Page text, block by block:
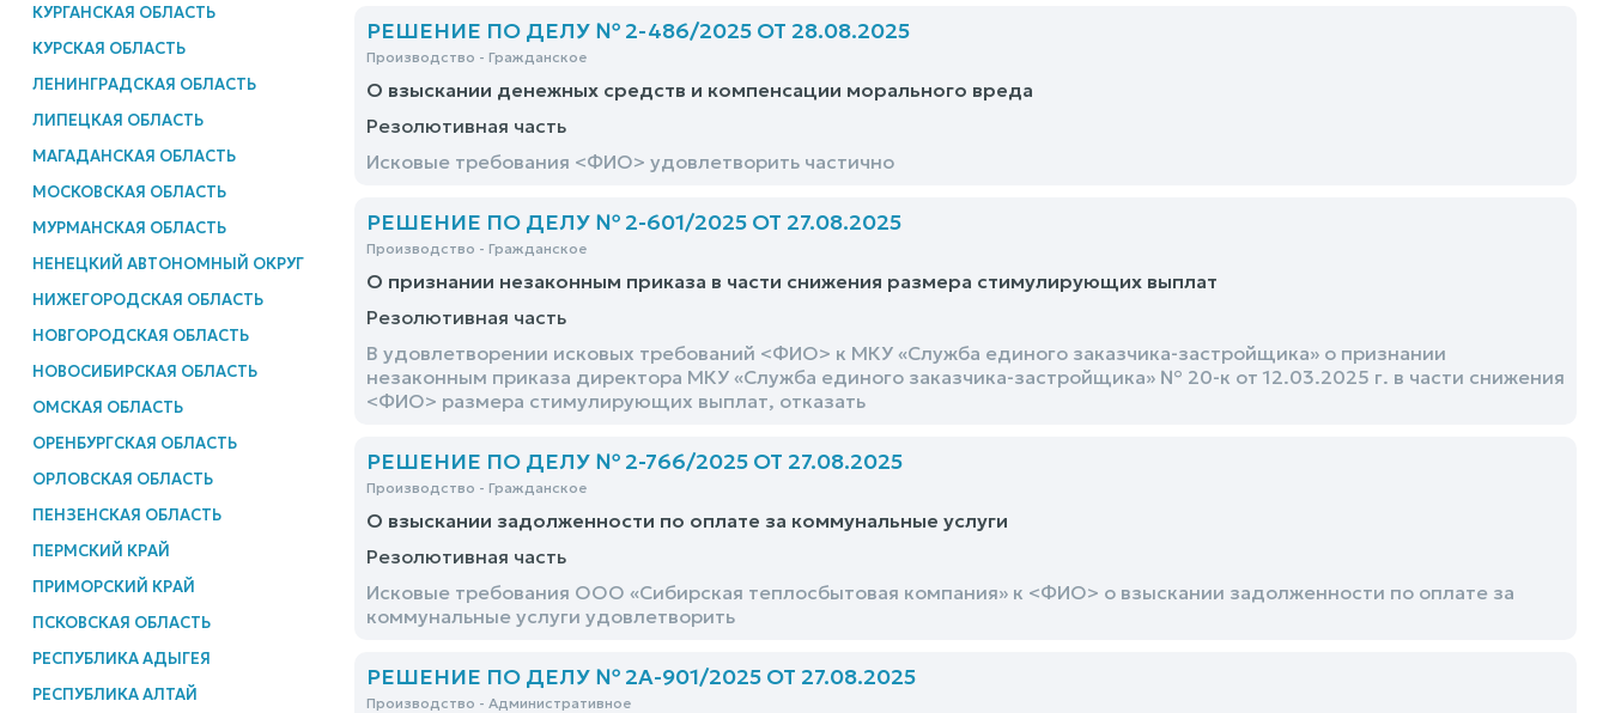
КУРГАНСКАЯ ОБЛАСТЬ
КУРСКАЯ ОБЛАСТЬ
ЛЕНИНГРАДСКАЯ ОБЛАСТЬ
ЛИПЕЦКАЯ ОБЛАСТЬ
МАГАДАНСКАЯ ОБЛАСТЬ
МОСКОВСКАЯ ОБЛАСТЬ
МУРМАНСКАЯ ОБЛАСТЬ
НЕНЕЦКИЙ АВТОНОМНЫЙ ОКРУГ
НИЖЕГОРОДСКАЯ ОБЛАСТЬ
НОВГОРОДСКАЯ ОБЛАСТЬ
НОВОСИБИРСКАЯ ОБЛАСТЬ
ОМСКАЯ ОБЛАСТЬ
ОРЕНБУРГСКАЯ ОБЛАСТЬ
ОРЛОВСКАЯ ОБЛАСТЬ
ПЕНЗЕНСКАЯ ОБЛАСТЬ
ПЕРМСКИЙ КРАЙ
ПРИМОРСКИЙ КРАЙ
ПСКОВСКАЯ ОБЛАСТЬ
РЕСПУБЛИКА АДЫГЕЯ
РЕСПУБЛИКА АЛТАЙ
РЕШЕНИЕ ПО ДЕЛУ № 2-486/2025 ОТ 28.08.2025
Производство - Гражданское
О взыскании денежных средств и компенсации морального вреда
Резолютивная часть
Исковые требования <ФИО> удовлетворить частично
РЕШЕНИЕ ПО ДЕЛУ № 2-601/2025 ОТ 27.08.2025
Производство - Гражданское
О признании незаконным приказа в части снижения размера стимулирующих выплат
Резолютивная часть
В удовлетворении исковых требований <ФИО> к МКУ «Служба единого заказчика-застройщика» о признании
незаконным приказа директора МКУ «Служба единого заказчика-застройщика» № 20-к от 12.03.2025 г. в части снижения
<ФИО> размера стимулирующих выплат, отказать
РЕШЕНИЕ ПО ДЕЛУ № 2-766/2025 ОТ 27.08.2025
Производство - Гражданское
О взыскании задолженности по оплате за коммунальные услуги
Резолютивная часть
Исковые требования ООО «Сибирская теплосбытовая компания» к <ФИО> о взыскании задолженности по оплате за
коммунальные услуги удовлетворить
РЕШЕНИЕ ПО ДЕЛУ № 2А-901/2025 ОТ 27.08.2025
Производство - Административное